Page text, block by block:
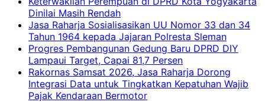
Dinilai Masih Rendah
Jasa Raharja Sosialisasikan UU Nomor 33 dan 34
Tahun 1964 kepada Jajaran Polresta Sleman
Progres Pembangunan Gedung Baru DPRD DIY
Lampaui Target, Capai 81,7 Persen
Rakornas Samsat 2026, Jasa Raharja Dorong
Integrasi Data untuk Tingkatkan Kepatuhan Wajib
Pajak Kendaraan Bermotor